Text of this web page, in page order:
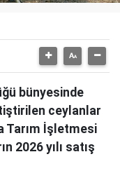
bünyesinde
ceylanlar
Tarım İşletmesi
2026 yılı satış